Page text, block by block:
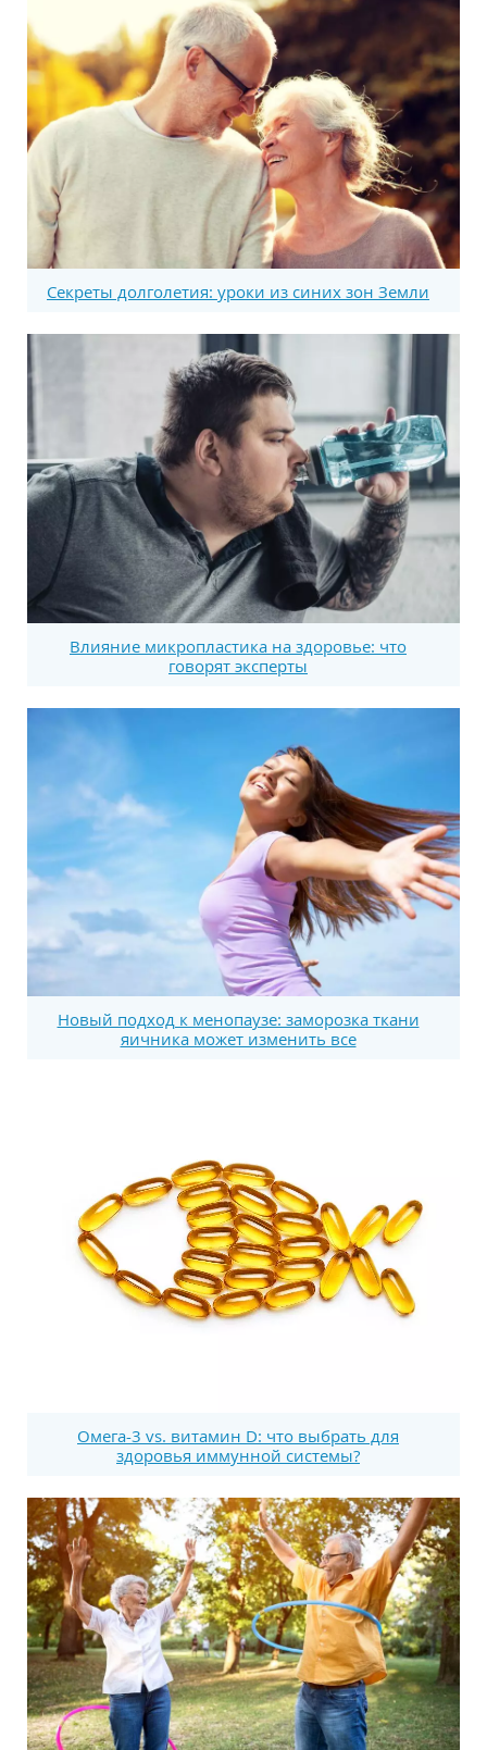
Секреты долголетия: уроки из синих зон Земли
Влияние микропластика на здоровье: что
говорят эксперты
Новый подход к менопаузе: заморозка ткани
яичника может изменить все
Омега-3 vs. витамин D: что выбрать для
здоровья иммунной системы?